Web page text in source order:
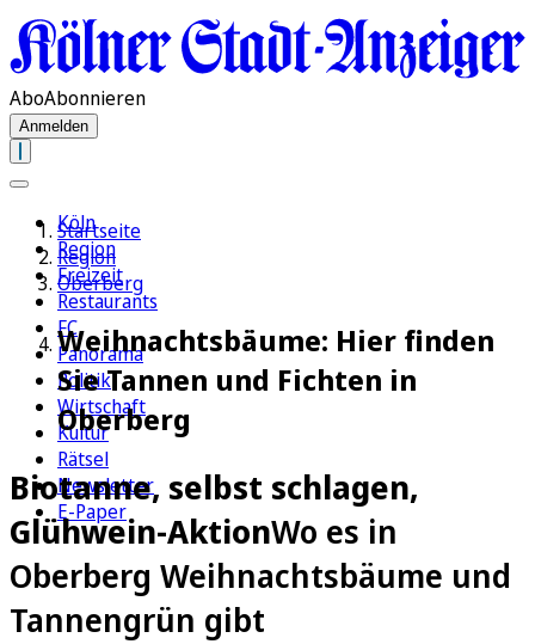
AboAbonnieren
Anmelden
Köln
Region
Freizeit
Restaurants
FC
Panorama
Politik
Wirtschaft
Kultur
Rätsel
Newsletter
E-Paper
Startseite
Region
Oberberg
Weihnachtsbäume: Hier finden
Sie Tannen und Fichten in
Oberberg
Biotanne, selbst schlagen,
Glühwein-AktionWo es in
Oberberg Weihnachtsbäume und
Tannengrün gibt